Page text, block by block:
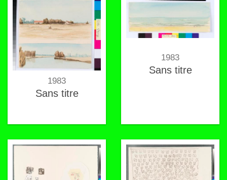
1983
Sans titre
1983
Sans titre